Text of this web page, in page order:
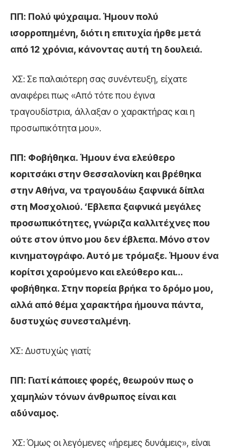
ΠΠ: Πολύ ψύχραιμα. Ήμουν πολύ
ισορροπημένη, διότι η επιτυχία ήρθε μετά
από 12 χρόνια, κάνοντας αυτή τη δουλειά.
ΧΣ: Σε παλαιότερη σας συνέντευξη, είχατε
αναφέρει πως «Από τότε που έγινα
τραγουδίστρια, άλλαξαν ο χαρακτήρας και η
προσωπικότητα μου».
ΠΠ: Φοβήθηκα. Ήμουν ένα ελεύθερο
κοριτσάκι στην Θεσσαλονίκη και βρέθηκα
στην Αθήνα, να τραγουδάω ξαφνικά δίπλα
στη Μοσχολιού. ‘Εβλεπα ξαφνικά μεγάλες
προσωπικότητες, γνώριζα καλλιτέχνες που
ούτε στον ύπνο μου δεν έβλεπα. Μόνο στον
κινηματογράφο. Αυτό με τρόμαξε. Ήμουν ένα
κορίτσι χαρούμενο και ελεύθερο και…
φοβήθηκα. Στην πορεία βρήκα το δρόμο μου,
αλλά από θέμα χαρακτήρα ήμουνα πάντα,
δυστυχώς συνεσταλμένη.
ΧΣ: Δυστυχώς γιατί;
ΠΠ: Γιατί κάποιες φορές, θεωρούν πως ο
χαμηλών τόνων άνθρωπος είναι και
αδύναμος.
ΧΣ: Όμως οι λεγόμενες «ήρεμες δυνάμεις», είναι